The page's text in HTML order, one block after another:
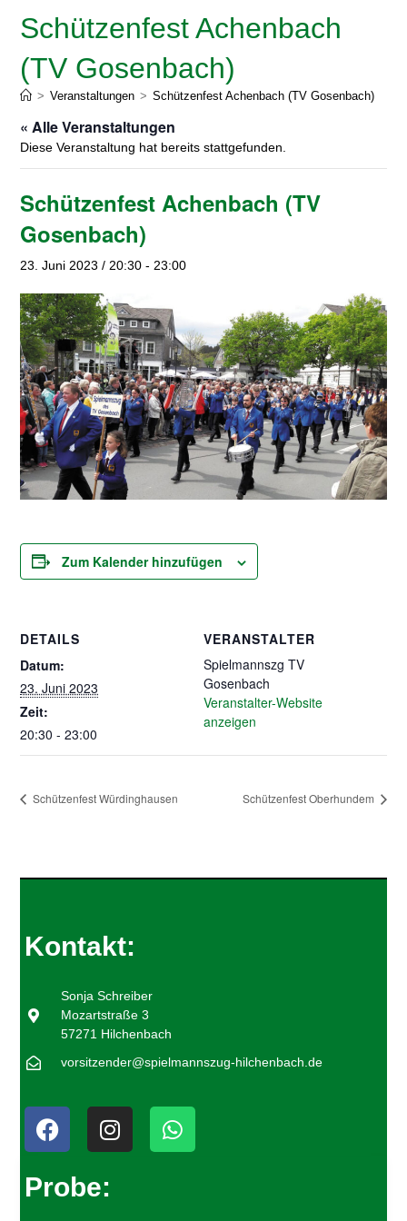
Schützenfest Achenbach
(TV Gosenbach)
> Veranstaltungen > Schützenfest Achenbach (TV Gosenbach)
« Alle Veranstaltungen
Diese Veranstaltung hat bereits stattgefunden.
Schützenfest Achenbach (TV
Gosenbach)
23. Juni 2023 / 20:30 - 23:00
Zum Kalender hinzufügen
DETAILS
Datum:
23. Juni 2023
Zeit:
20:30 - 23:00
VERANSTALTER
Spielmannszg TV
Gosenbach
Veranstalter-Website
anzeigen
Schützenfest Würdinghausen Schützenfest Oberhundem
Kontakt:
Sonja Schreiber
Mozartstraße 3
57271 Hilchenbach
vorsitzender@spielmannszug-hilchenbach.de
Probe: